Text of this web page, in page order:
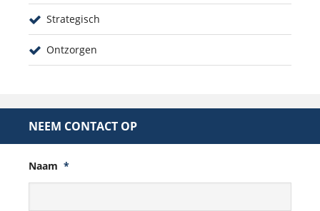
Strategisch
Ontzorgen
NEEM CONTACT OP
Naam *